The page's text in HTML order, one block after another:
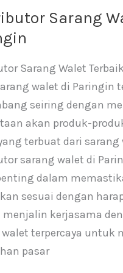
Sarang
Sarang Walet
walet di Paringin
seiring dengan
akan produk-
terbuat dari sarang
sarang walet di
dalam
sesuai dengan
menjalin kerjasama
terpercaya untuk
pasar